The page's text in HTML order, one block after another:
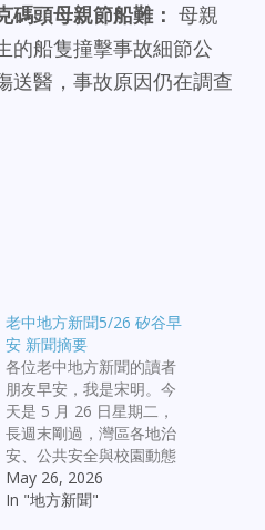
碼頭母親節船難： 母親
的船隻撞擊事故細節公
送醫，事故原因仍在調查
老中地方新聞5/26 矽谷早
安 新聞摘要
各位老中地方新聞的讀者
朋友早安，我是宋明。今
天是 5 月 26 日星期二，
長週末剛過，灣區各地治
安、公共安全與校園動態
訊息量極大，出門前花一
分鐘快速掌握完整的 10 條
May 26, 2026
In "地方新聞"